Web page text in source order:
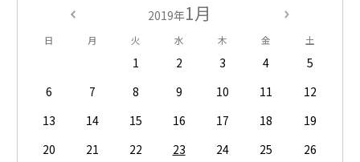
2019年1月
日 月 火 水 木 金 土
1 2 3 4
5
6
7 8 9 10 11
12
13
14 15 16 17 18
19
20
21 22 23 24 25
26